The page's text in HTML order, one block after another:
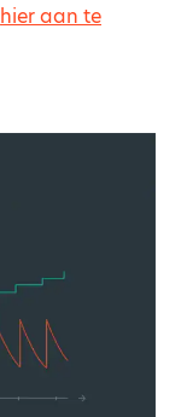
hier aan te